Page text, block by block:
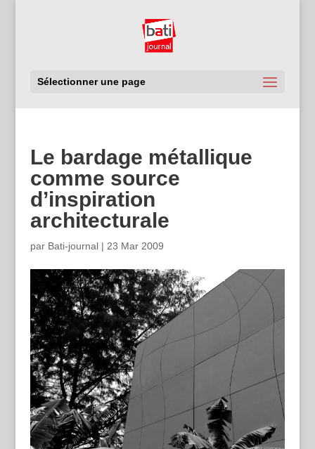
Sélectionner une page
Le bardage métallique
comme source
d’inspiration
architecturale
par Bati-journal| 23 Mar 2009